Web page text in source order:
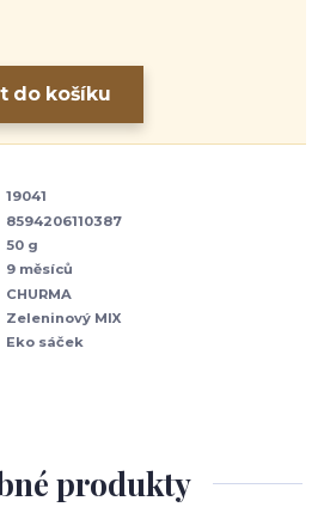
do košíku
19041
8594206110387
50 g
9 měsíců
CHURMA
Zeleninový MIX
Eko sáček
produkty